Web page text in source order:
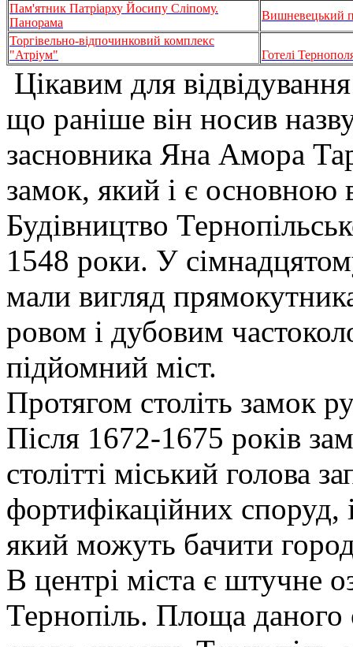
Пам'ятник Патріарху Йосипу Сліпому.
Панорама
Вишневецький
Торгівельно-відпочинковий комплекс
"Атріум"
Готелі
Цікавим для
що раніше він носив
засновника Яна Амора
замок, який і є основною
Будівництво
1548 роки. У
мали вигляд
ровом і дубовим
підйомний міст.
Протягом століть замок
Після 1672-1675 років
столітті міський голова
фортифікаційних споруд,
який можуть бачити
В центрі міста є штучне
Тернопіль. Площа даного